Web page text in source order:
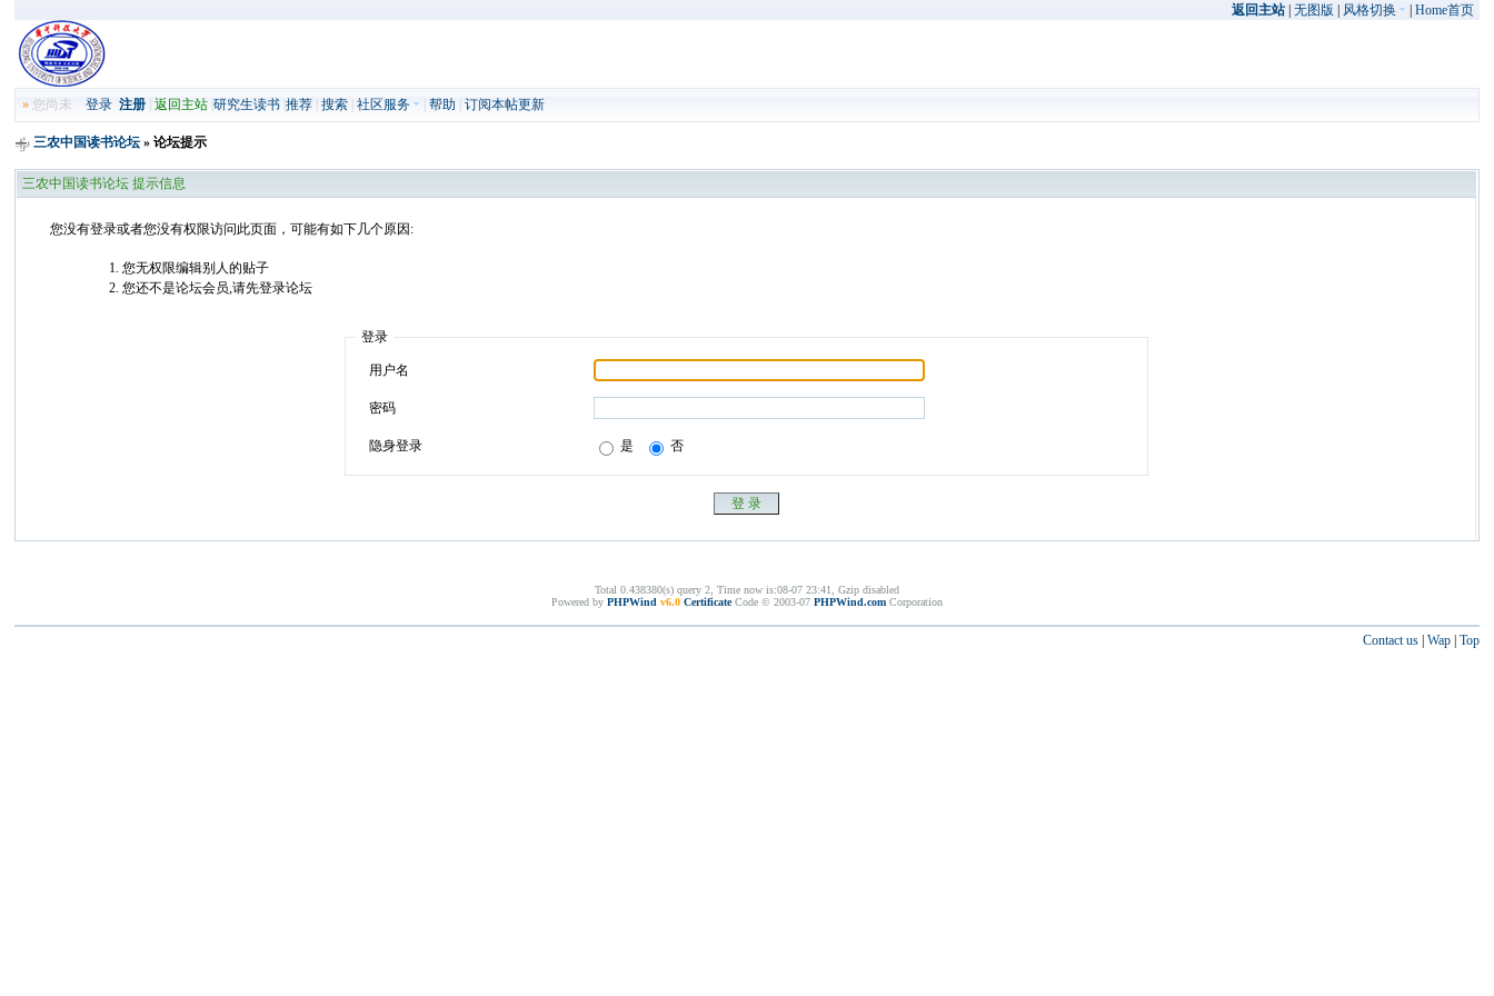
返回主站| 无图版 风格切换 Home首页
» 您尚未登录 注册 |返回主站 |研究生读书 |推荐 |搜索 |社区服务 |帮助 |订阅本帖更新
三农中国读书论坛 » 论坛提示
三农中国读书论坛 提示信息
您没有登录或者您没有权限访问此页面，可能有如下几个原因:
您无权限编辑别人的贴子
您还不是论坛会员,请先登录论坛
登录
用户名
密码
隐身登录 是 否
Total 0.438380(s) query 2, Time now is:08-07 23:41, Gzip disabled
Powered by PHPWind v6.0 CertificateCode © 2003-07 PHPWind.com Corporation
Contact us| Wap| Top